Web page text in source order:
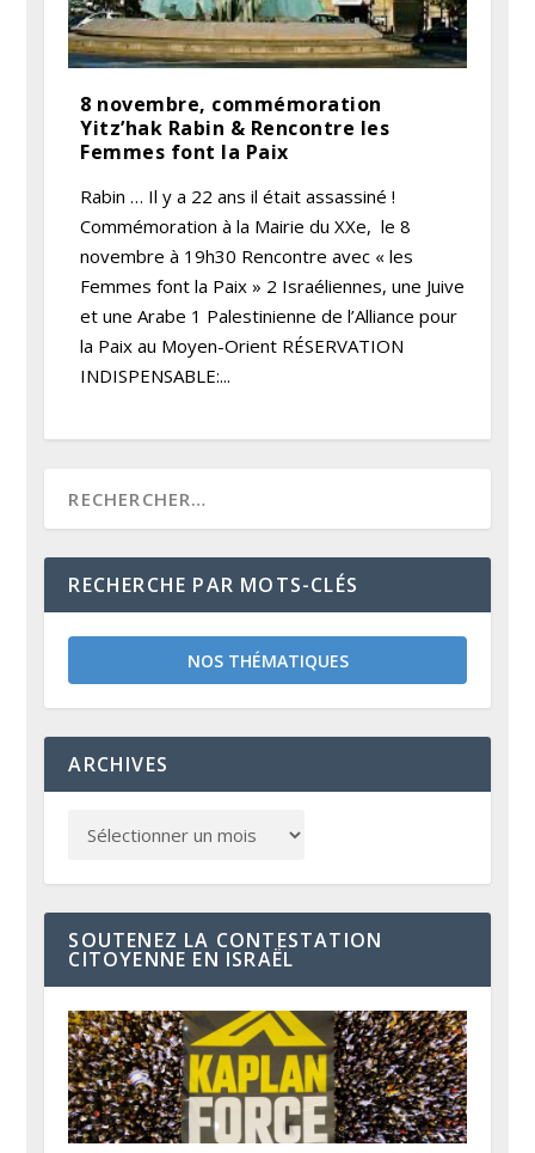
8 novembre, commémoration
Yitz’hak Rabin & Rencontre les
Femmes font la Paix
Rabin … Il y a 22 ans il était assassiné !
Commémoration à la Mairie du XXe, le 8
novembre à 19h30 Rencontre avec « les
Femmes font la Paix » 2 Israéliennes, une Juive
et une Arabe 1 Palestinienne de l’Alliance pour
la Paix au Moyen-Orient RÉSERVATION
INDISPENSABLE:...
RECHERCHE PAR MOTS-CLÉS
NOS THÉMATIQUES
ARCHIVES
SOUTENEZ LA CONTESTATION
CITOYENNE EN ISRAËL